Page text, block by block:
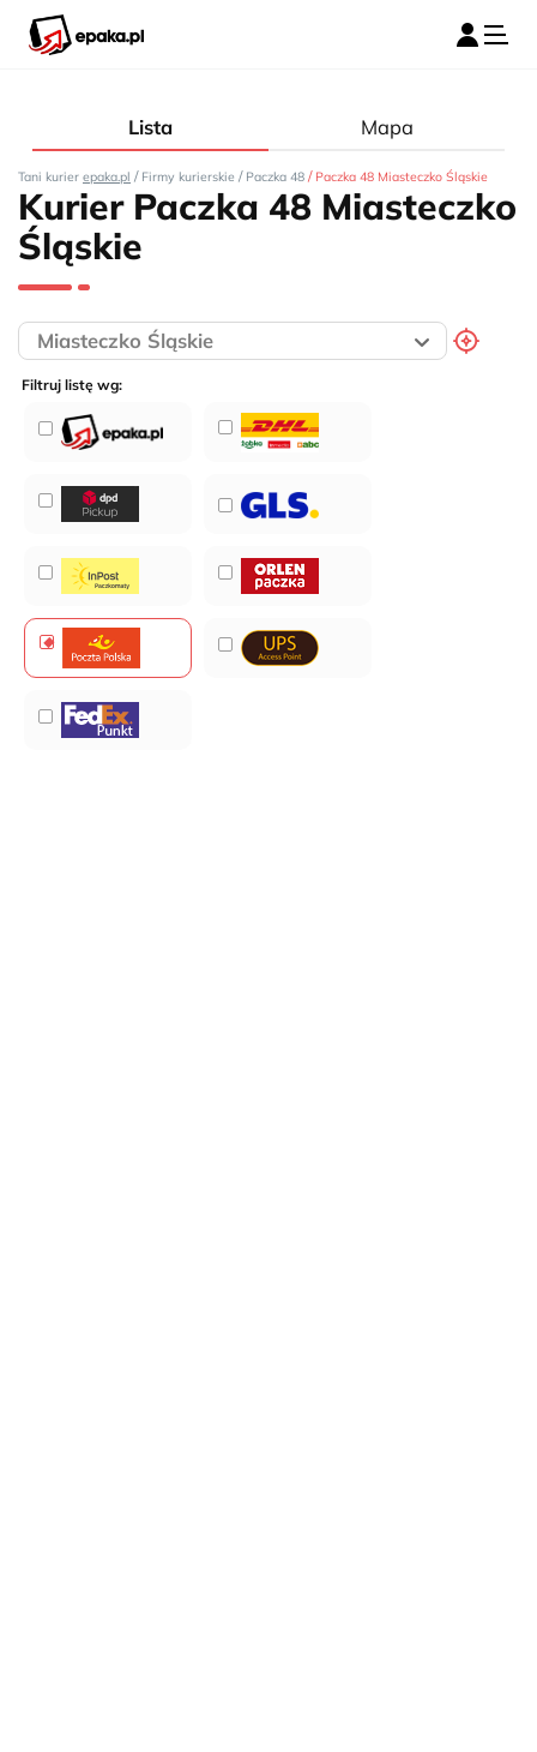
Lista Mapa
Tani kurier epaka.pl / Firmy kurierskie / Paczka 48 / Paczka 48 Miasteczko Śląskie
Kurier Paczka 48 Miasteczko
Śląskie
Filtruj listę wg: